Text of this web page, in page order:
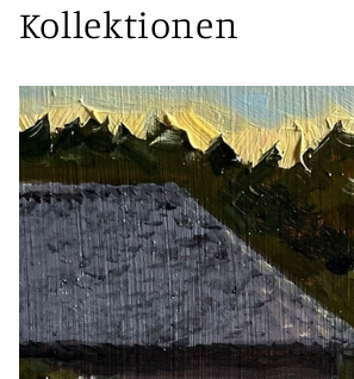
Kollektionen